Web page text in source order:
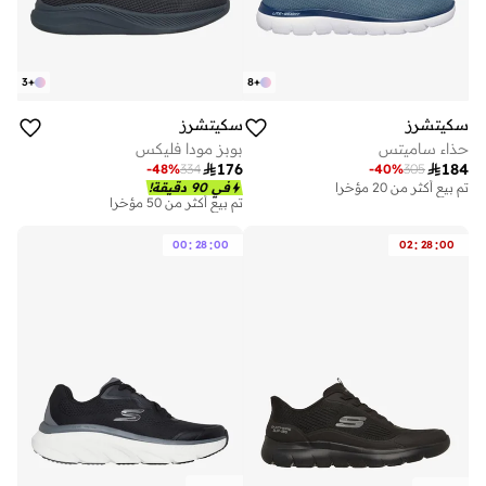
+
8
سكيتشرز
حذاء ساميتس
184
305
-40%
تم بيع أكثر من 20 مؤخرا
+
3
سكيتشرز
بوبز مودا فليكس
176
334
-48%
في 90 دقيقة!
تم بيع أكثر من 50 مؤخرا
02: 28:00
00: 28:00